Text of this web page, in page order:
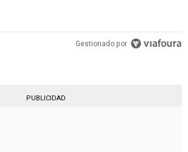
Gestionado por
PUBLICIDAD